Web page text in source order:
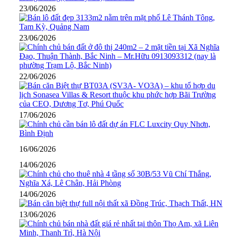
23/06/2026
23/06/2026
22/06/2026
17/06/2026
16/06/2026
14/06/2026
14/06/2026
13/06/2026